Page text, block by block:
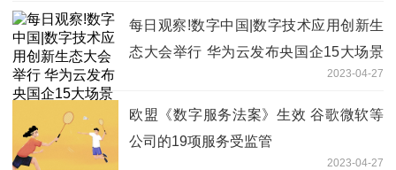
每日观察!数字中国|数字技术应用创新生
态大会举行 华为云发布央国企15大场景
2023-04-27
欧盟《数字服务法案》生效 谷歌微软等
公司的19项服务受监管
2023-04-27